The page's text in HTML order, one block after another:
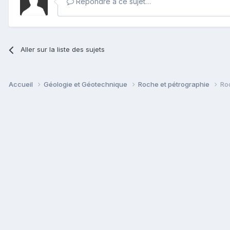
Aller sur la liste des sujets
Accueil Géologie et Géotechnique Roche et pétrographie